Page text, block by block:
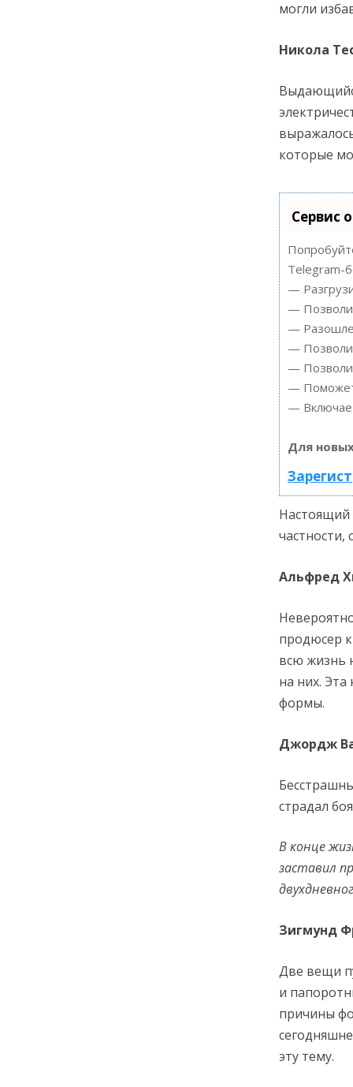
могли
Никола
которые
Сервис
Telegram-
—
—
—
—
—
— Поможет
—
Для
Настоящий
частности,
Альфред
продюсер
всю жизнь
на них.
формы.
Джордж
страдал
В конце
заставил
Зигмунд
Две вещи
и
причины
эту тему.